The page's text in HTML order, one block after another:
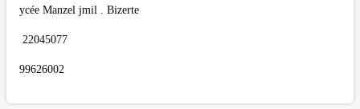
ycée Manzel jmil . Bizerte
22045077
99626002